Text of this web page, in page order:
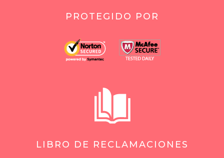
PROTEGIDO POR
LIBRO DE RECLAMACIONES